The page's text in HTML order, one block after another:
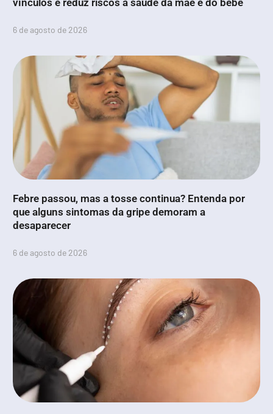
6 de agosto de 2026
Febre passou, mas a tosse continua? Entenda por
que alguns sintomas da gripe demoram a
desaparecer
6 de agosto de 2026